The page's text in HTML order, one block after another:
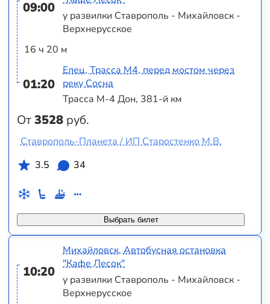
09:00
16 ч 20 м
01:20
От3528 руб.
у развилки Ставрополь - Михайловск -
Верхнерусское
Елец, Трасса М4, перед мостом через
реку Сосна
Трасса М-4 Дон, 381-й км
Выбрать билет
Ставрополь-Планета / ИП Старостенко М.В.
3.5
34
10:20
Михайловск, Автобусная остановка
"Кафе Лесок"
у развилки Ставрополь - Михайловск -
Верхнерусское